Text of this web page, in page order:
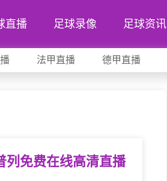
直播 足球录像 足球资讯
法甲直播 德甲直播
列免费在线高清直播